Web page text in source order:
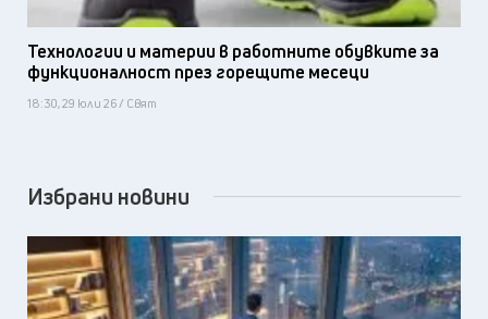
Технологии и материи в работните обувките за
функционалност през горещите месеци
18:30, 29 юли 26 / Свят
Избрани новини